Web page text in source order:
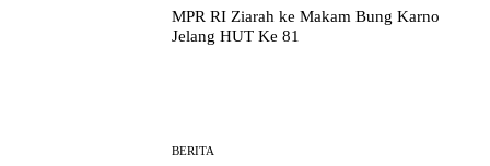
MPR RI Ziarah ke Makam Bung Karno
Jelang HUT Ke 81
BERITA